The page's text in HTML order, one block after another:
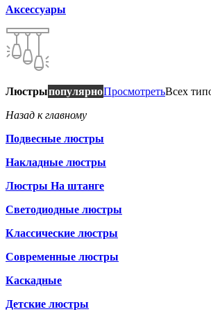
Аксессуары
ЛюстрыпопулярноПросмотретьВсех
Назад к главному
Подвесные люстры
Накладные люстры
Люстры На штанге
Светодиодные люстры
Классические люстры
Современные люстры
Каскадные
Детские люстры